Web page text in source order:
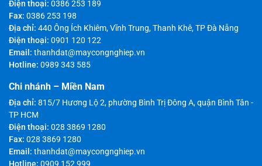
Điện thoại: 0386 253 189
Fax: 0386 253 198
Địa chỉ: 440 Ông Ích Khiêm, Vĩnh Trung, Thanh Khê, TP Đà Nẵng
Điện thoại: 0901 120 122
Email: thanhdat@maycongnghiep.vn
Hotline: 0989 343 585
Chi nhánh – Miền Nam
Địa chỉ: 815/7 Hương Lộ 2, phường Bình Trị Đông A, quận Bình Tân -
TP HCM
Điện thoại: 028 3869 1280
Fax: 028 3869 1280
Email: thanhdat@maycongnghiep.vn
Hotline: 0909 152 999